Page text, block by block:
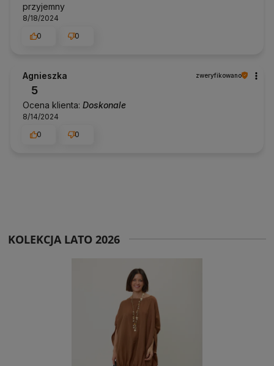
przyjemny
8/18/2024
0
0
Agnieszka zweryfikowano
5
Ocena klienta: Doskonale
8/14/2024
0
0
KOLEKCJA LATO 2026